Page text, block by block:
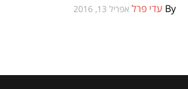
By עדי פרל אפריל 13, 2016